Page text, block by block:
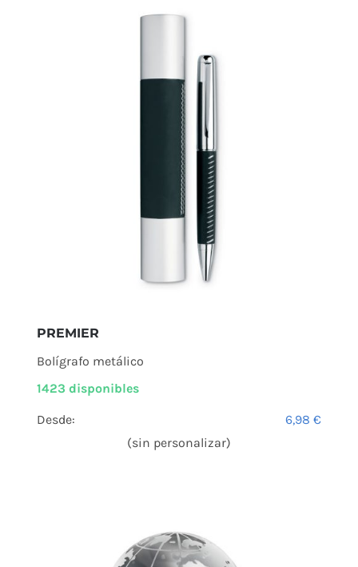
PREMIER
Bolígrafo metálico
1423 disponibles
Desde: 6,98€
(sin personalizar)